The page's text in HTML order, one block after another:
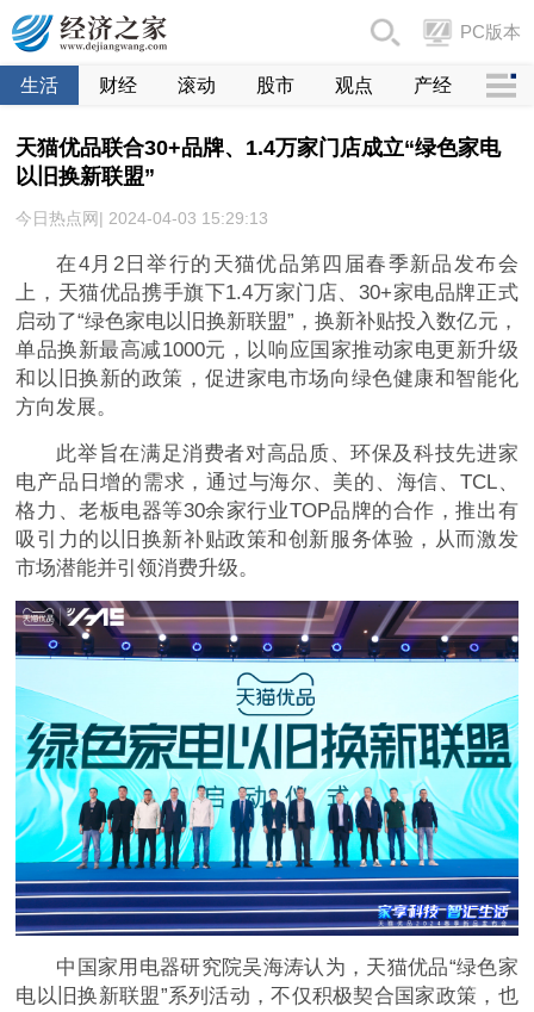
PC版本
生活 财经 滚动 股市 观点 产经
天猫优品联合30+品牌、1.4万家门店成立“绿色家电
以旧换新联盟”
今日热点网| 2024-04-03 15:29:13
在4月2日举行的天猫优品第四届春季新品发布会
上，天猫优品携手旗下1.4万家门店、30+家电品牌正式
启动了“绿色家电以旧换新联盟”，换新补贴投入数亿元，
单品换新最高减1000元，以响应 国家推动家电更新升级
和以旧换新的政策，促进家电市场向绿色健康和智能化
方向发展。
此举旨在满足消费者对高品质、环保及科技先进家
电产品日增的需求，通过与海尔、美的、海信、TCL、
格力、老板电器等30余家行业TOP品牌的合作，推出有
吸引力的以旧换新补贴政策和创新服务体验，从而激发
市场潜能并引领消费升级。
中国家用电器研究院吴海涛认为，天猫优品“绿色家
电以旧换新联盟”系列活动，不仅积极契合国家政策，也